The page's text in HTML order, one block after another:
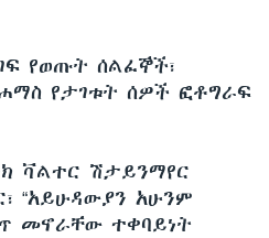
የወጡት ሰልፈኞች፣
የታገቱት ሰዎች ፎቶግራፍ
ቫልተር ሽታይንማየር
“አይሁዳውያን አሁንም
መኖራቸው ተቀባይነት